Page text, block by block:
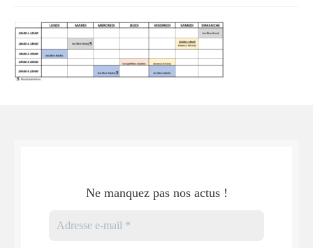
S’inscrire
Horaires
Tutoriels
Ne manquez pas nos actus !